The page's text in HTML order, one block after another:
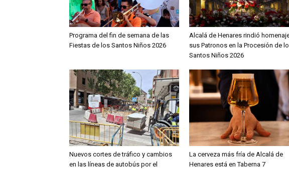
Programa del fin de semana de las
Fiestas de los Santos Niños 2026
Alcalá de Henares rindió
sus Patronos en la Procesión de
Santos Niños 2026
Nuevos cortes de tráfico y cambios
en las líneas de autobús por el
La cerveza más fría de Alcalá de
Henares está en Taberna 7